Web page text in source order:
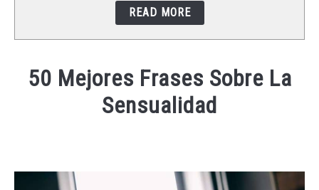
READ MORE
50 Mejores Frases Sobre La
Sensualidad